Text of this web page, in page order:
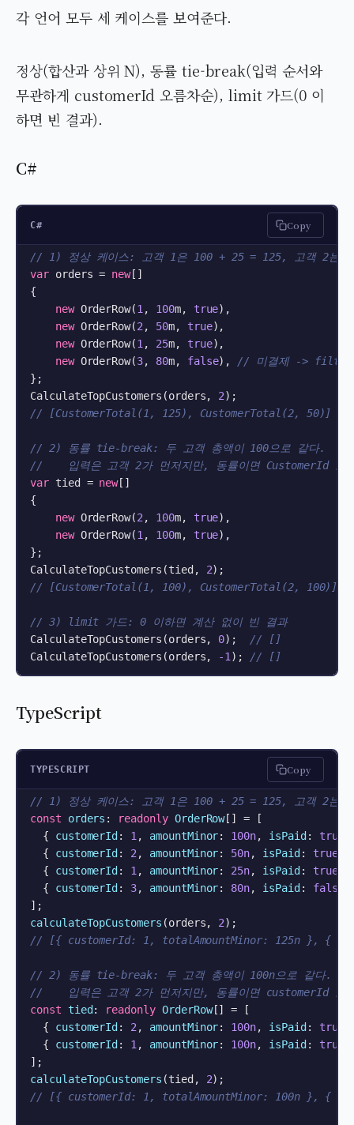
각 언어 모두 세 케이스를 보여준다.
정상(합산과 상위 N), 동률 tie-break(입력 순서와
무관하게 customerId 오름차순), limit 가드(0 이
하면 빈 결과).
C#
C# Copy
// 1) 정상 케이스: 고객 1은 100 + 25 = 125, 고객 2는
var orders = new[]
{
new OrderRow(1 , 100m, true),
new OrderRow(2 , 50m, true),
new OrderRow(1 , 25m, true),
new OrderRow(3, 80m, false),
// 미결제 -> filter
};
CalculateTopCustomers(orders, 2
// [CustomerTotal(1, 125), CustomerTotal(2, 50)]
// 2) 동률 tie-break: 두 고객 총액이 100으로 같다.
//    입력은 고객 2가 먼저지만, 동률이면 CustomerId 오
var tied = new[]
{
new OrderRow(2 , 100m, true),
new OrderRow(1 , 100m, true),
};
CalculateTopCustomers(tied, 2
// [CustomerTotal(1, 100), CustomerTotal(2, 100)]
// 3) limit 가드: 0 이하면 계산 없이 빈 결과
CalculateTopCustomers(orders, 0);
// []
CalculateTopCustomers(orders,
-1 ); // []
TypeScript
TYPESCRIPT Copy
// 1) 정상 케이스: 고객 1은 100 + 25 = 125, 고객 2는
const
orders : readonly OrderRow[] = [
  {
customerId : 1 , amountMinor: 100n, isPaid : true
  {
customerId : 2 , amountMinor: 50n, isPaid : true
  {
customerId : 1 , amountMinor: 25n, isPaid : true
  {
customerId : 3, amountMinor: 80n, isPaid : false
calculateTopCustomers (orders, 2
// [{ customerId: 1, totalAmountMinor: 125n }, {
// 2) 동률 tie-break: 두 고객 총액이 100n으로 같다.
//    입력은 고객 2가 먼저지만, 동률이면 customerId 오
const
tied : readonly OrderRow[] = [
  {
customerId : 2 , amountMinor: 100n, isPaid : true
  {
customerId : 1 , amountMinor: 100n, isPaid : true
calculateTopCustomers (tied, 2
// [{ customerId: 1, totalAmountMinor: 100n }, {